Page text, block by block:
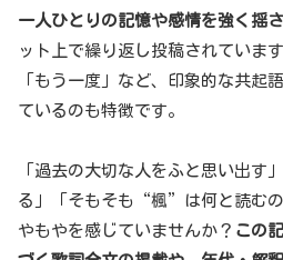
一人ひとりの記憶や感情を強く揺
ット上で繰り返し投稿されていま
「もう一度」など、印象的な共起
ているのも特徴です。
「過去の大切な人をふと思い出す
る」「そもそも“楓”は何と読む
やもやを感じていませんか？ この